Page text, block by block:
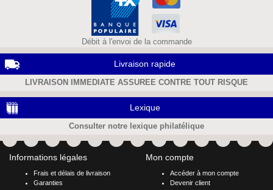
Débit à l'envoi de la commande
Livraison rapide
LIVRAISON IMMEDIATE ASSUREE CONTRE TOUT RISQUE
Lexique
Consulter notre lexique philatélique
Informations légales
Frais et délais de livraison
Garanties
Mon compte
Accéder à mon compte
Devenir client